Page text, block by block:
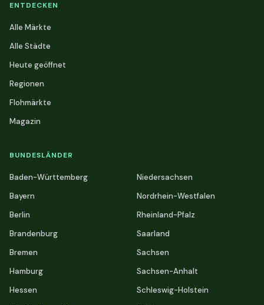
ENTDECKEN
Alle Märkte
Alle Städte
Heute geöffnet
Regionen
Flohmärkte
Magazin
BUNDESLÄNDER
Baden-Württemberg
Bayern
Berlin
Brandenburg
Bremen
Hamburg
Hessen
Niedersachsen
Nordrhein-Westfalen
Rheinland-Pfalz
Saarland
Sachsen
Sachsen-Anhalt
Schleswig-Holstein